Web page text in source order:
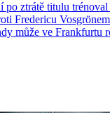
po ztrátě titulu
Fredericu
může ve Frankfurtu